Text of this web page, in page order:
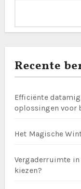
Recente
Efficiënte
oplossingen voor
Het Magische
Vergaderruimte
kiezen?